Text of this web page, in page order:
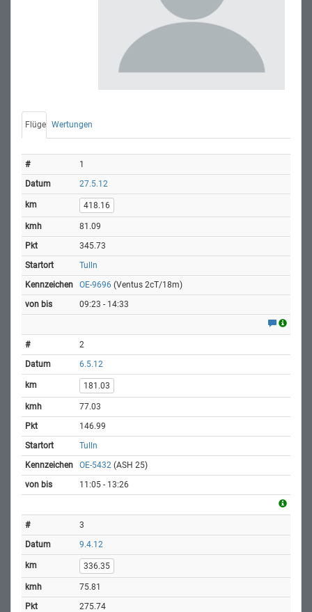
Flüge Wertungen
1
27.5.12
418.16
81.09
345.73
Tulln
OE-9696 (Ventus 2cT/18m)
09:23 - 14:33
2
6.5.12
181.03
77.03
146.99
Tulln
OE-5432 (ASH 25)
11:05 - 13:26
3
9.4.12
336.35
75.81
275.74